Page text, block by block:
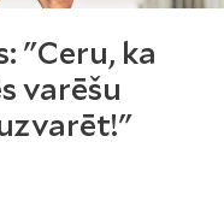
"Ceru, ka
varēšu